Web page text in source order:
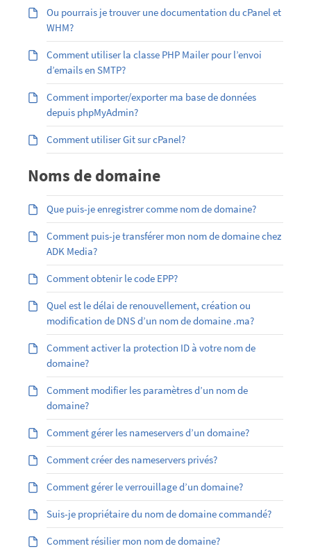
Ou pourrais je trouver une documentation du cPanel et
WHM?
Comment utiliser la classe PHP Mailer pour l’envoi
d’emails en SMTP?
Comment importer/exporter ma base de données
depuis phpMyAdmin?
Comment utiliser Git sur cPanel?
Noms de domaine
Que puis-je enregistrer comme nom de domaine?
Comment puis-je transférer mon nom de domaine chez
ADK Media?
Comment obtenir le code EPP?
Quel est le délai de renouvellement, création ou
modification de DNS d’un nom de domaine .ma?
Comment activer la protection ID à votre nom de
domaine?
Comment modifier les paramètres d’un nom de
domaine?
Comment gérer les nameservers d’un domaine?
Comment créer des nameservers privés?
Comment gérer le verrouillage d’un domaine?
Suis-je propriétaire du nom de domaine commandé?
Comment résilier mon nom de domaine?